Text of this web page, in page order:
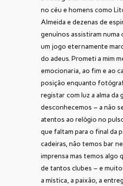
no céu e homens como
Almeida e dezenas de
genuínos assistiram numa
um jogo eternamente
do adeus. Prometi a mim
emocionaria, ao fim e ao
posição enquanto
registar com luz a alma da
desconhecemos – a não
atentos ao relógio no
que faltam para o final da
cadeiras, não temos bar
imprensa mas temos algo
de tantos clubes – e
a mística, a paixão, a